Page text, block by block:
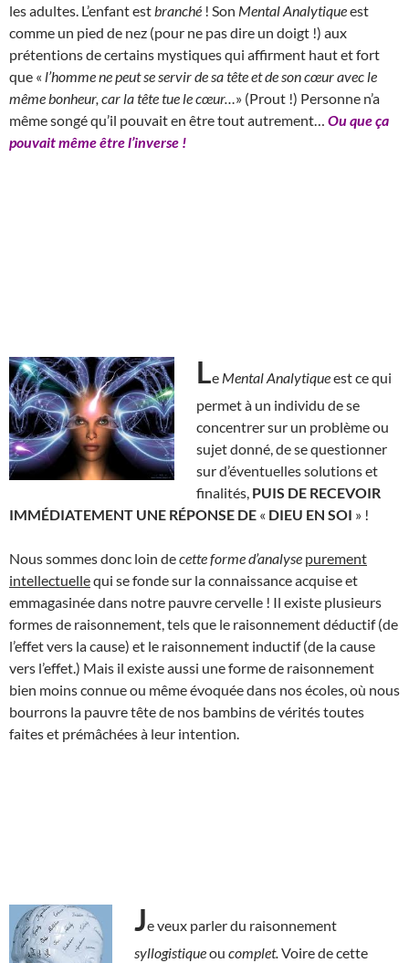
les adultes. L’enfant est branché ! Son Mental Analytiqueest
comme un pied de nez (pour ne pas dire un doigt !) aux
prétentions de certains mystiques qui affirment haut et fort
que « l’homme ne peut se servir de sa tête et de son cœur avec le
même bonheur, car la tête tue le cœur… » (Prout !) Personne n’a
même songé qu’il pouvait en être tout autrement… Ou que ça
pouvait même être l’inverse !
Le Mental Analytiqueest ce qui
permet à un individu de se
concentrer sur un problème ou
sujet donné, de se questionner
sur d’éventuelles solutions et
finalités, PUIS DE RECEVOIR
IMMÉDIATEMENT UNE RÉPONSE DE « DIEU EN SOI » !
Nous sommes donc loin decette formed’analyse purement
intellectuellequi se fonde sur la connaissance acquise et
emmagasinée dans notre pauvre cervelle ! Il existe plusieurs
formes de raisonnement, tels que le raisonnement déductif (de
l’effet vers la cause) et le raisonnement inductif (de la cause
vers l’effet.) Mais il existe aussi une forme de raisonnement
bien moins connue ou même évoquée dans nos écoles, où nous
bourrons la pauvre tête de nos bambins de vérités toutes
faites et prémâchées à leur intention.
Je veux parler du raisonnement
syllogistiqueou complet. Voire de cette